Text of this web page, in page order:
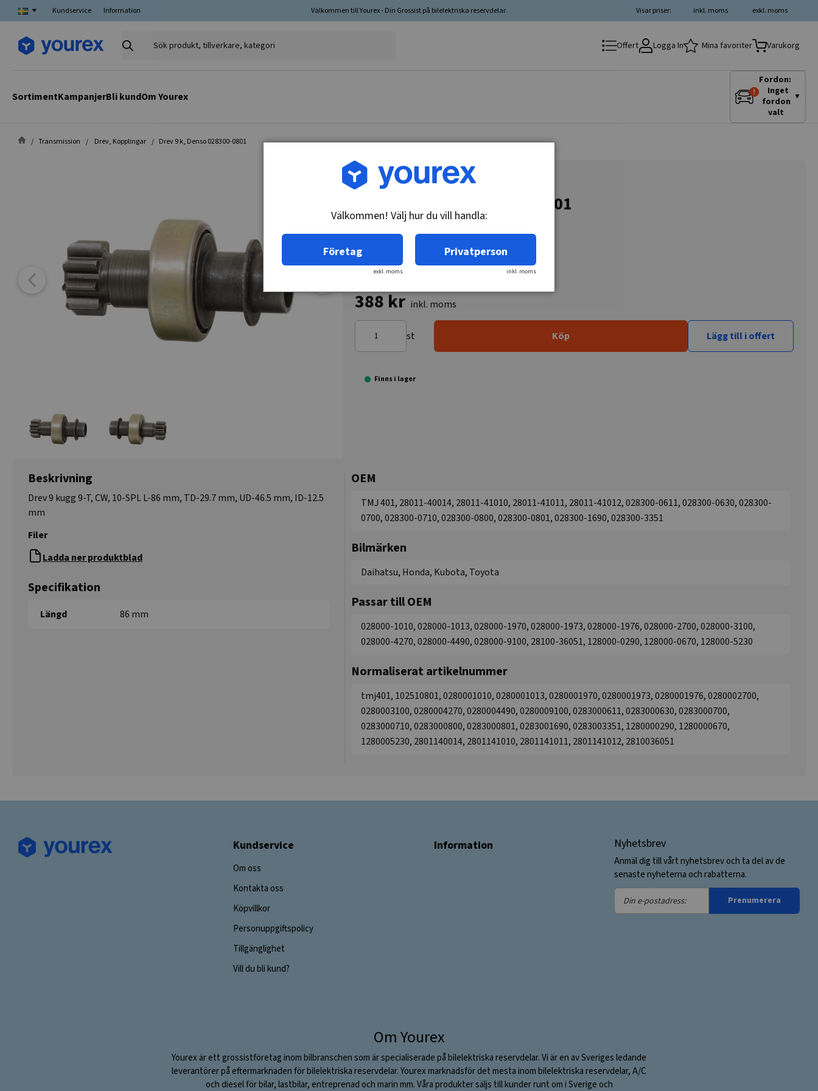
Kundservice Information Välkommen till Yourex - Din Grossist på bilelektriska reservdelar. exkl. moms
inkl. moms
Visar priser:
Sök
Offert Logga In Mina favoriter Varukorg
SortimentKampanjerBli kundOm Yourex
Fordon:
Inget
fordon
valt
▼
Transmission Drev, Kopplingar Drev 9 k, Denso 028300-0801
Artikelnr: 10-251-0801
Drev 9 k, Denso 028300-0801
388 kr inkl. moms
st Köp Lägg till i offert
Finns i lager
Beskrivning
Drev 9 kugg 9-T, CW, 10-SPL L-86 mm, TD-29.7 mm, UD-46.5 mm, ID-12.5
mm
Filer
Ladda ner produktblad
Specifikation
Längd 86 mm
OEM
TMJ 401, 28011-40014, 28011-41010, 28011-41011, 28011-41012, 028300-0611, 028300-0630, 028300-
0700, 028300-0710, 028300-0800, 028300-0801, 028300-1690, 028300-3351
Bilmärken
Daihatsu, Honda, Kubota, Toyota
Passar till OEM
028000-1010, 028000-1013, 028000-1970, 028000-1973, 028000-1976, 028000-2700, 028000-3100,
028000-4270, 028000-4490, 028000-9100, 28100-36051, 128000-0290, 128000-0670, 128000-5230
Normaliserat artikelnummer
tmj401, 102510801, 0280001010, 0280001013, 0280001970, 0280001973, 0280001976, 0280002700,
0280003100, 0280004270, 0280004490, 0280009100, 0283000611, 0283000630, 0283000700,
0283000710, 0283000800, 0283000801, 0283001690, 0283003351, 1280000290, 1280000670,
1280005230, 2801140014, 2801141010, 2801141011, 2801141012, 2810036051
Kundservice
Om oss
Kontakta oss
Köpvillkor
Personuppgiftspolicy
Tillgänglighet
Vill du bli kund?
Information Nyhetsbrev
Anmäl dig till vårt nyhetsbrev och ta del av de
senaste nyheterna och rabatterna.
Din
e-
Prenumerera
Om Yourex
Yourex är ett grossistföretag inom bilbranschen som är specialiserade på bilelektriska reservdelar. Vi är en av Sveriges ledande
leverantörer på eftermarknaden för bilelektriska reservdelar. Yourex marknadsför det mesta inom bilelektriska reservdelar, A/C
och diesel för bilar, lastbilar, entreprenad och marin mm. Våra produkter säljs till kunder runt om i Sverige och
Välkommen! Välj hur du vill handla:
Företag
exkl. moms
Privatperson
inkl. moms